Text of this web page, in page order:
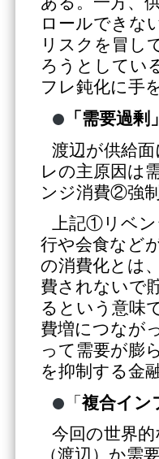
ロールできな
リスクを冒し
ろうとしてい
フレ鈍化に手
「 需要過剰
渡辺が供給
レの主原因は
ンジ消費②強
上記①リベン
行や会食など
の消費化とは
費されないで
るという意味
費増につなが
って需要が膨
を抑制する金
「複合イン
今回の世界